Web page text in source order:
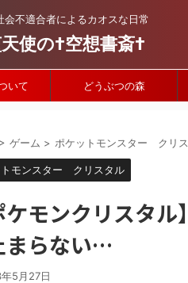
会不適合者によるカオスな日常
使の†空想書斎†
いて どうぶつの森
> ゲーム > ポケットモンスター クリ
トモンスター クリスタル
ケモンクリスタ
まらない…
5月27日